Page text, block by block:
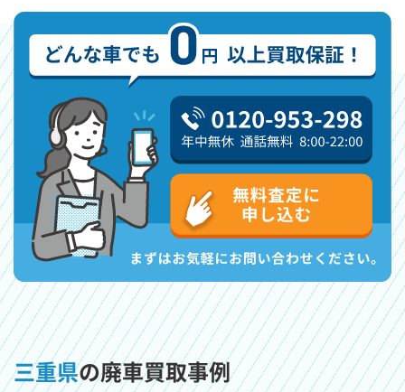
三重県の廃車買取事例